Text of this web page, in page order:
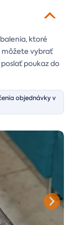
ktoré
môžete vybrať
poukaz do
objednávky v